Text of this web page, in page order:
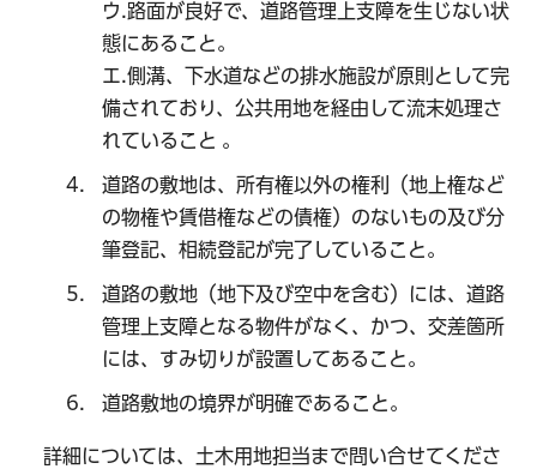
ウ.路面が良好で、道路管理上支障を生じない状
態にあること。
エ.側溝、下水道などの排水施設が原則として完
備されており、公共用地を経由して流末処理さ
れていること 。
道路の敷地は、所有権以外の権利（地上権など
の物権や賃借権などの債権）のないもの及び分
筆登記、相続登記が完了していること。
道路の敷地（地下及び空中を含む）には、道路
管理上支障となる物件がなく、かつ、交差箇所
には、すみ切りが設置してあること。
道路敷地の境界が明確であること。
詳細については、土木用地担当まで問い合せてくださ